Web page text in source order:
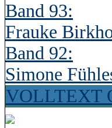
Band 93:
Frauke
Band 92:
Simone
VOLLTEXT